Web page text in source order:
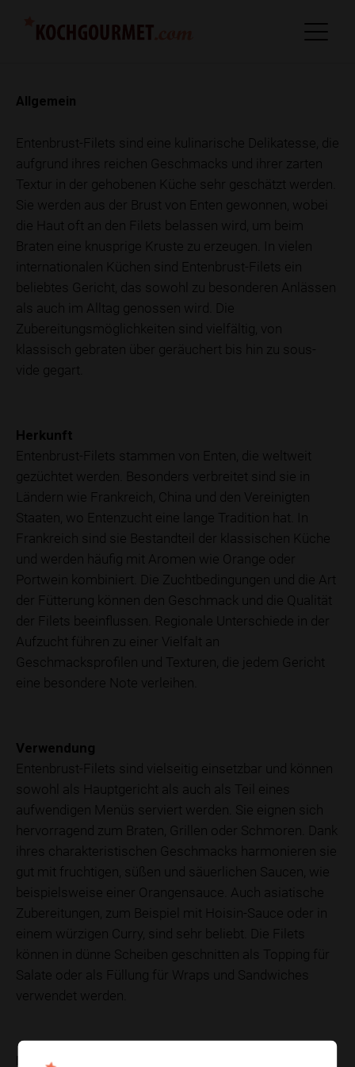
Allgemein
Entenbrust-Filets sind eine kulinarische Delikatesse, die
aufgrund ihres reichen Geschmacks und ihrer zarten
Textur in der gehobenen Küche sehr geschätzt werden.
Sie werden aus der Brust von Enten gewonnen, wobei
die Haut oft an den Filets belassen wird, um beim
Braten eine knusprige Kruste zu erzeugen. In vielen
internationalen Küchen sind Entenbrust-Filets ein
beliebtes Gericht, das sowohl zu besonderen Anlässen
als auch im Alltag genossen wird. Die
Zubereitungsmöglichkeiten sind vielfältig, von
klassisch gebraten über geräuchert bis hin zu sous-
vide gegart.
Herkunft
Entenbrust-Filets stammen von Enten, die weltweit
gezüchtet werden. Besonders verbreitet sind sie in
Ländern wie Frankreich, China und den Vereinigten
Staaten, wo Entenzucht eine lange Tradition hat. In
Frankreich sind sie Bestandteil der klassischen Küche
und werden häufig mit Aromen wie Orange oder
Portwein kombiniert. Die Zuchtbedingungen und die Art
der Fütterung können den Geschmack und die Qualität
der Filets beeinflussen. Regionale Unterschiede in der
Aufzucht führen zu einer Vielfalt an
Geschmacksprofilen und Texturen, die jedem Gericht
eine besondere Note verleihen.
Verwendung
Entenbrust-Filets sind vielseitig einsetzbar und können
sowohl als Hauptgericht als auch als Teil eines
aufwendigen Menüs serviert werden. Sie eignen sich
hervorragend zum Braten, Grillen oder Schmoren. Dank
ihres charakteristischen Geschmacks harmonieren sie
gut mit fruchtigen, süßen und säuerlichen Saucen, wie
beispielsweise einer Orangensauce. Auch asiatische
Zubereitungen, zum Beispiel mit Hoisin-Sauce oder in
einem würzigen Curry, sind sehr beliebt. Die Filets
können in dünne Scheiben geschnitten als Topping für
Salate oder als Füllung für Wraps und Sandwiches
verwendet werden.
Nährwerte